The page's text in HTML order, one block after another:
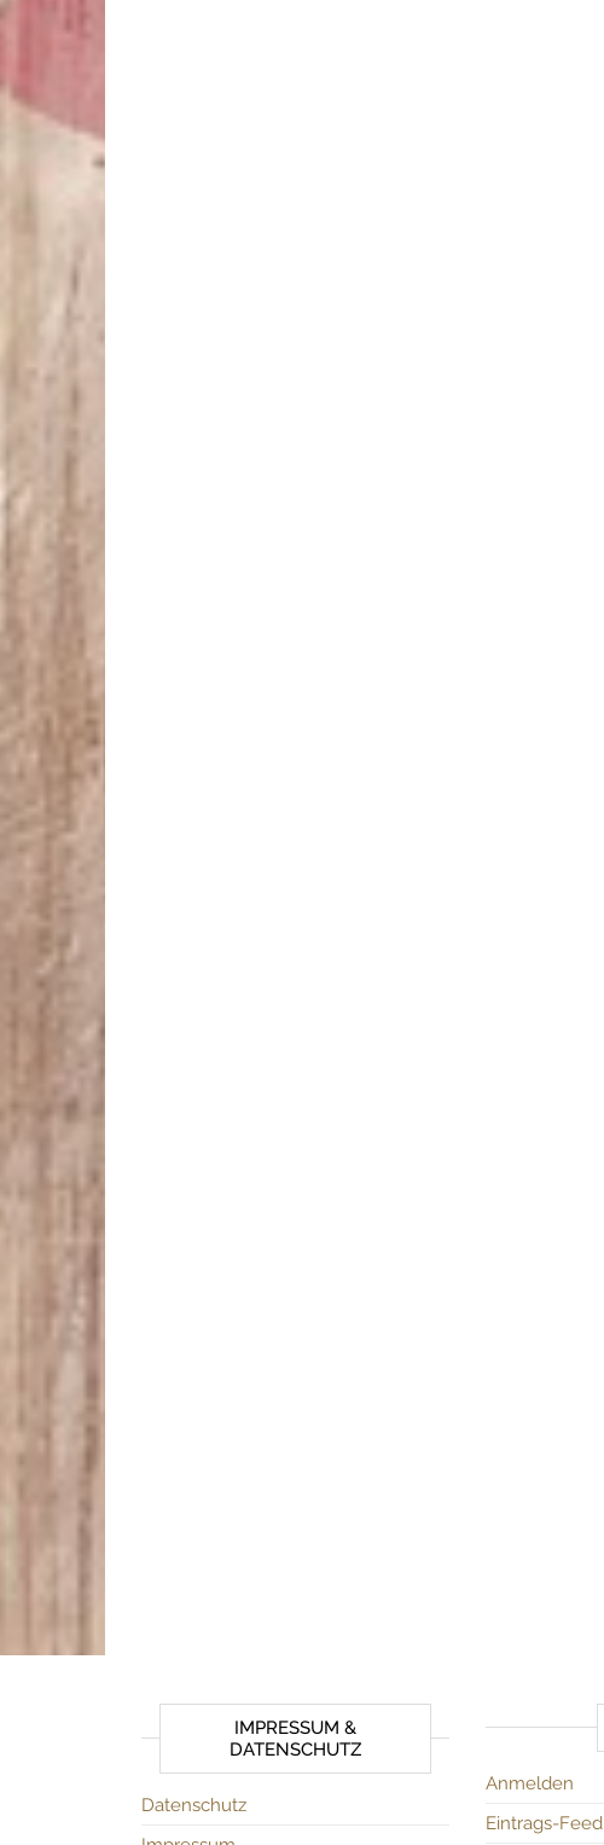
IMPRESSUM &
DATENSCHUTZ
Datenschutz
Anmelden
Eintrags-Feed